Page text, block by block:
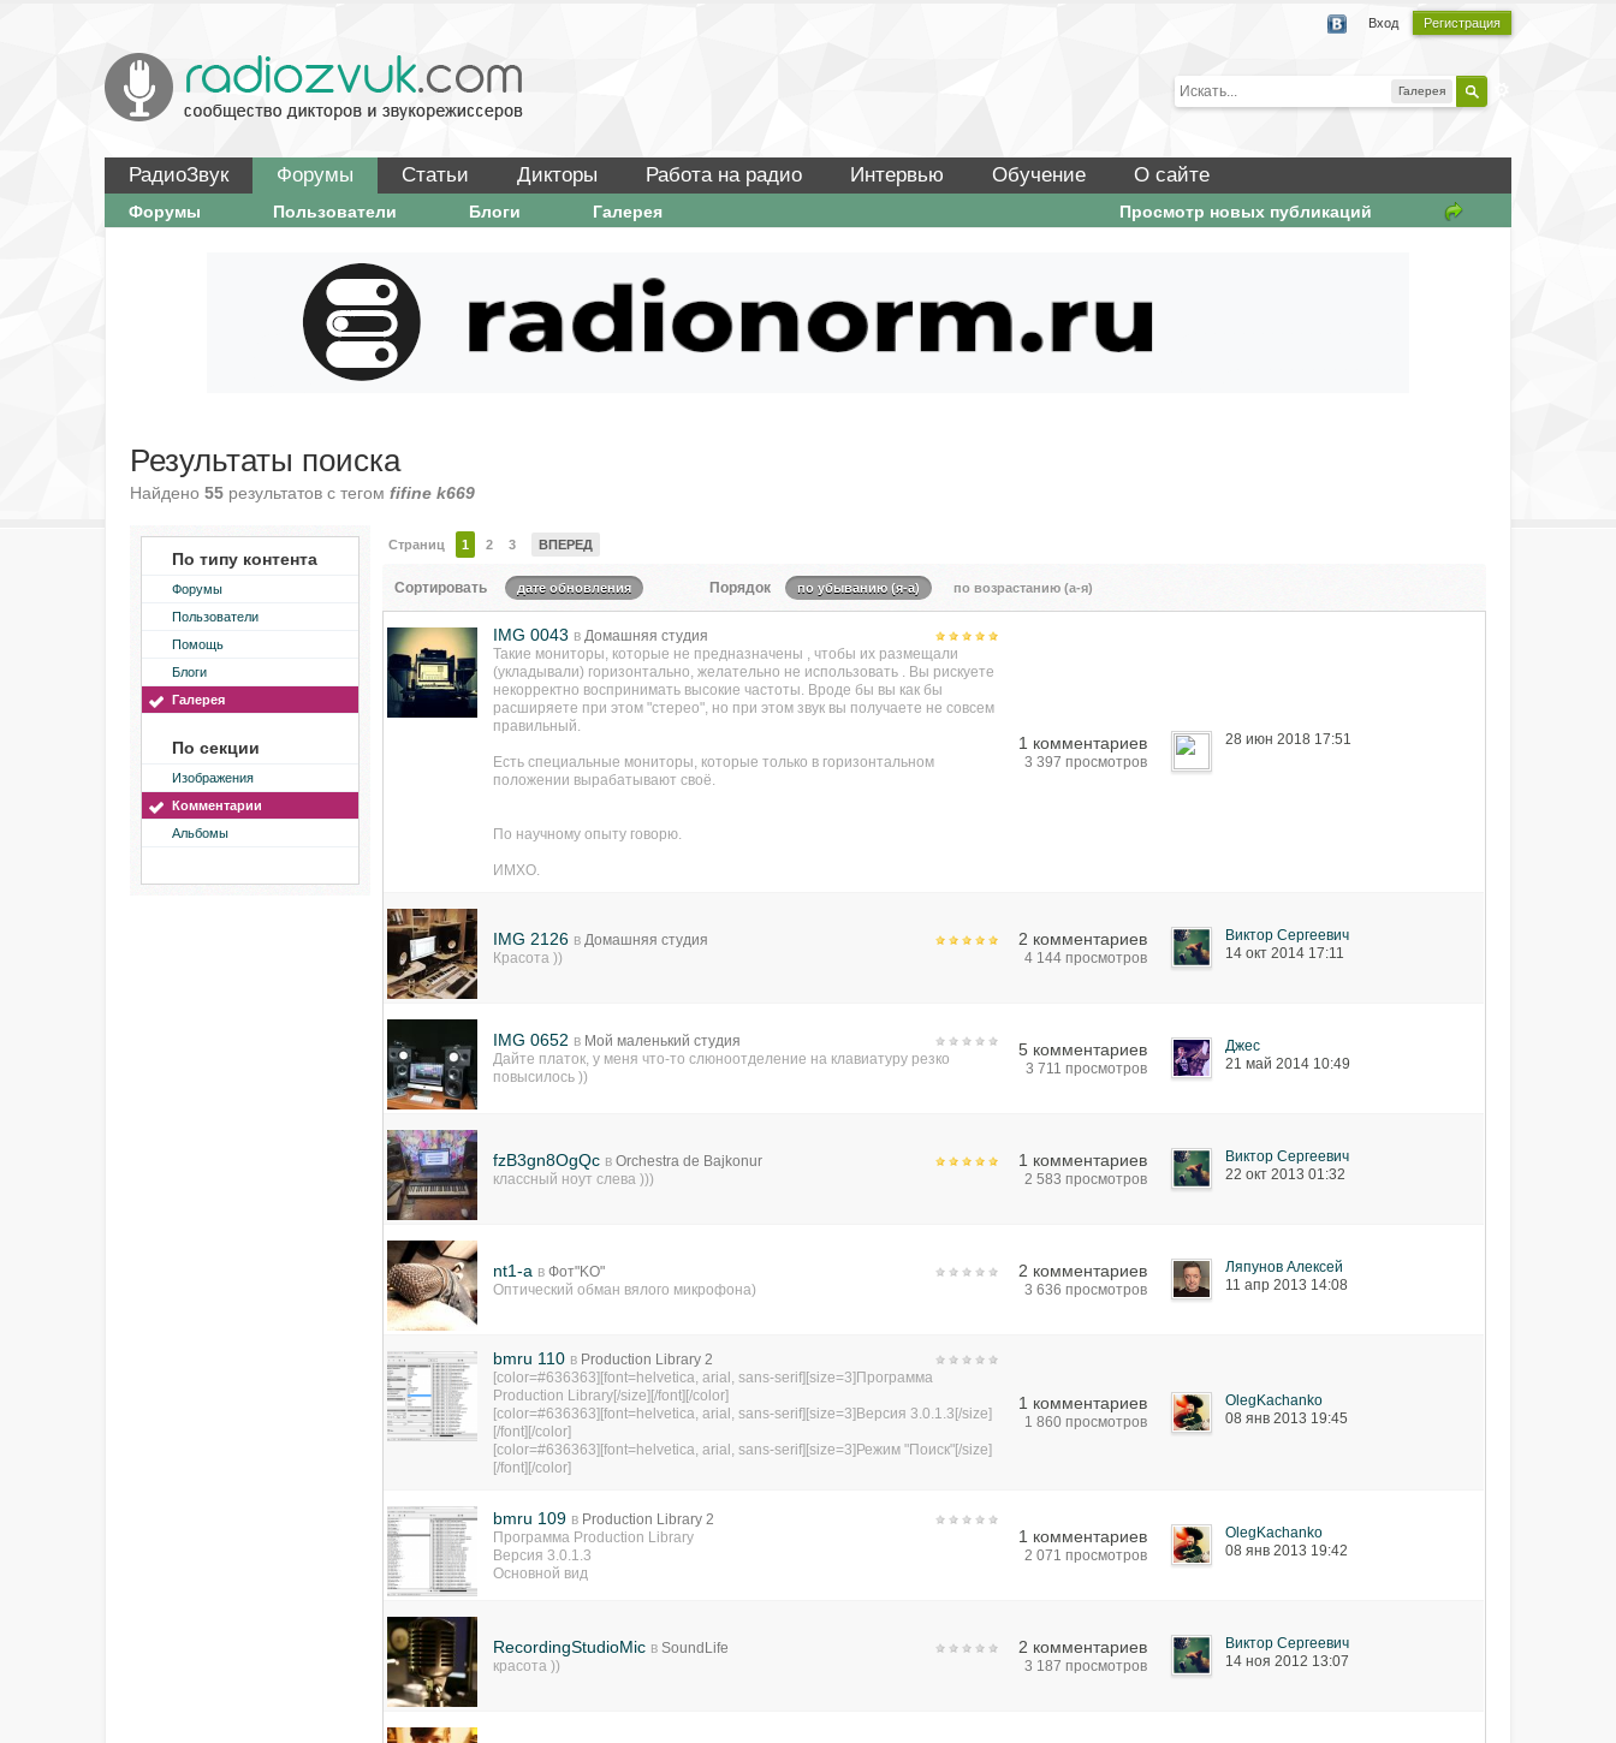
Вход Регистрация
Галерея
РадиоЗвук Форумы Статьи Дикторы Работа на радио Интервью Обучение О сайте
Просмотр новых публикаций
Форумы Пользователи Блоги Галерея
Результаты поиска
Найдено55 результатов с тегомfifine k669
По типу контента
Форумы
Пользователи
Помощь
Блоги
Галерея
По секции
Изображения
Комментарии
Альбомы
Страниц 1 2 3 ВПЕРЕД
Сортировать дате обновления Порядок по убыванию (я-а) по возрастанию (а-я)
IMG 0043 в Домашняя студия
Такие мониторы, которые не предназначены , чтобы их размещали
(укладывали) горизонтально, желательно не использовать . Вы рискуете
некорректно воспринимать высокие частоты. Вроде бы вы как бы
расширяете при этом "стерео", но при этом звук вы получаете не совсем
правильный.
Есть специальные мониторы, которые только в горизонтальном
положении вырабатывают своё.
По научному опыту говорю.
ИМХО.
1 комментариев
3 397 просмотров
28 июн 2018 17:51
IMG 2126 в Домашняя студия
Красота ))
2 комментариев
4 144 просмотров
Виктор Сергеевич
14 окт 2014 17:11
IMG 0652 в Мой маленький студия
Дайте платок, у меня что-то слюноотделение на клавиатуру резко
повысилось ))
5 комментариев
3 711 просмотров
Джес
21 май 2014 10:49
fzB3gn8OgQc в Orchestra de Bajkonur
классный ноут слева )))
1 комментариев
2 583 просмотров
Виктор Сергеевич
22 окт 2013 01:32
nt1-a в Фот"KO"
Оптический обман вялого микрофона)
2 комментариев
3 636 просмотров
Ляпунов Алексей
11 апр 2013 14:08
bmru 110 в Production Library 2
[color=#636363][font=helvetica, arial, sans-serif][size=3]Программа
Production Library[/size][/font][/color]
[color=#636363][font=helvetica, arial, sans-serif][size=3]Версия 3.0.1.3[/size]
[/font][/color]
[color=#636363][font=helvetica, arial, sans-serif][size=3]Режим "Поиск"[/size]
[/font][/color]
1 комментариев
1 860 просмотров
OlegKachanko
08 янв 2013 19:45
bmru 109 в Production Library 2
Программа Production Library
Версия 3.0.1.3
Основной вид
1 комментариев
2 071 просмотров
OlegKachanko
08 янв 2013 19:42
RecordingStudioMic в SoundLife
красота ))
2 комментариев
3 187 просмотров
Виктор Сергеевич
14 ноя 2012 13:07